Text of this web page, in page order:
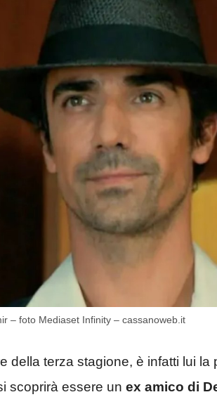
– foto Mediaset Infinity – cassanoweb.it
della terza stagione, è infatti lui
scoprirà essere un ex amico di